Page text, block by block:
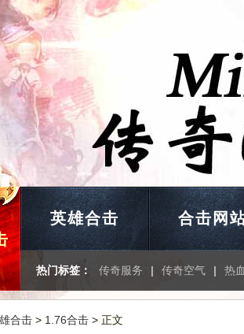
英雄合击 合击网
热门标签： 传奇服务 | 传奇空气 | 热
合击 > 1.76合击 > 正文